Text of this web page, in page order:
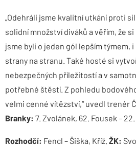
„Odehráli jsme kvalitní utkání proti
solidní množství diváků a věřím, že si
jsme byli o jeden gól lepším týmem, i
strany na stranu. Také hosté si
nebezpečných příležitostí a v
potřebné štěstí. Z pohledu
velmi cenné vítězství,“ uvedl trenér
Branky: 7. Zvolánek, 62. Fousek –
Rozhodčí: Fencl – Šiška, Kříž. ŽK: